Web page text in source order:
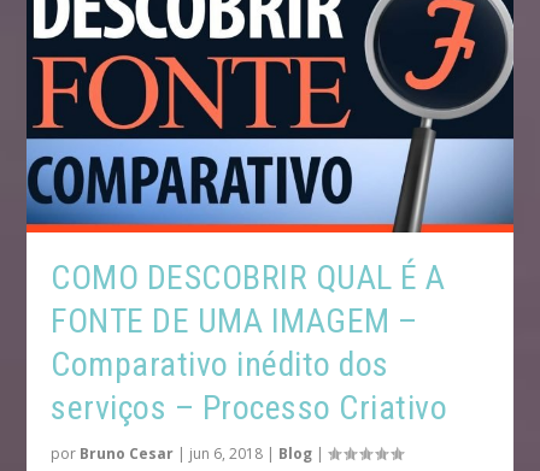
COMO DESCOBRIR QUAL É A
FONTE DE UMA IMAGEM –
Comparativo inédito dos
serviços – Processo Criativo
por Bruno Cesar | jun 6, 2018 | Blog |